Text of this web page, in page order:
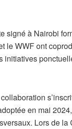
signé à Nairobi
le WWF ont
en mai
Lors de